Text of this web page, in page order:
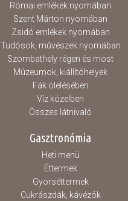
Római emlékek nyomában
Szent Márton nyomában
Zsidó emlékek nyomában
Tudósok, művészek nyomában
Szombathely régen és most
Múzeumok, kiállítóhelyek
Fák ölelésében
Víz közelben
Összes látnivaló
Gasztronómia
Heti menü
Éttermek
Gyorséttermek
Cukrászdák, kávézók